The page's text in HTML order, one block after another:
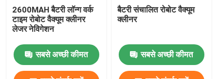
2600MAH बैटरी लॉन्ग वर्क
टाइम रोबोट वैक्यूम क्लीनर
लेजर नेविगेशन
सबसे अच्छी कीमत
बैटरी संचालित रोबोट वैक्यूम
क्लीनर
सबसे अच्छी कीमत